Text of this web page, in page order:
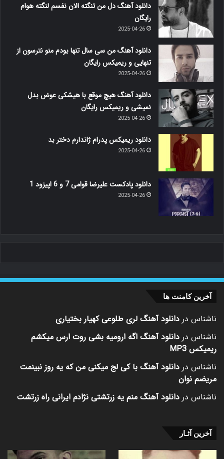
دانلود آهنگ دل من تنگته الان نفسم لنگته هوام
رایگان
2025-04-26
دانلود آهنگ من سی سال تنها بودم منو نترسون از
تنهایی و ریمیکس رایگان
2025-04-26
دانلود آهنگ هیچ موقع با هیشکی عوض بدل
نمیشی و ریمیکس رایگان
2025-04-26
دانلود ریمیکس پدرام ژاندارم دختر بد
2025-04-26
دانلود پادکست علیرضا قوامی 7 و 6 اپیزود 1
2025-04-26
آخرین کامنت ها
ناشناس در دانلود آهنگ لری طلوعی کهیار بختیاری
ناشناس در دانلود آهنگ اگه ارومیه بشی روت ارس میکشم
ریمیکس MP3
ناشناس در دانلود آهنگ با کی لج میکنی من که یه روز نبینمت
مریضم نوان
ناشناس در دانلود آهنگ منم یه زرتشتی نژادم ایرانی راه زرتشت
آخرین آثـار